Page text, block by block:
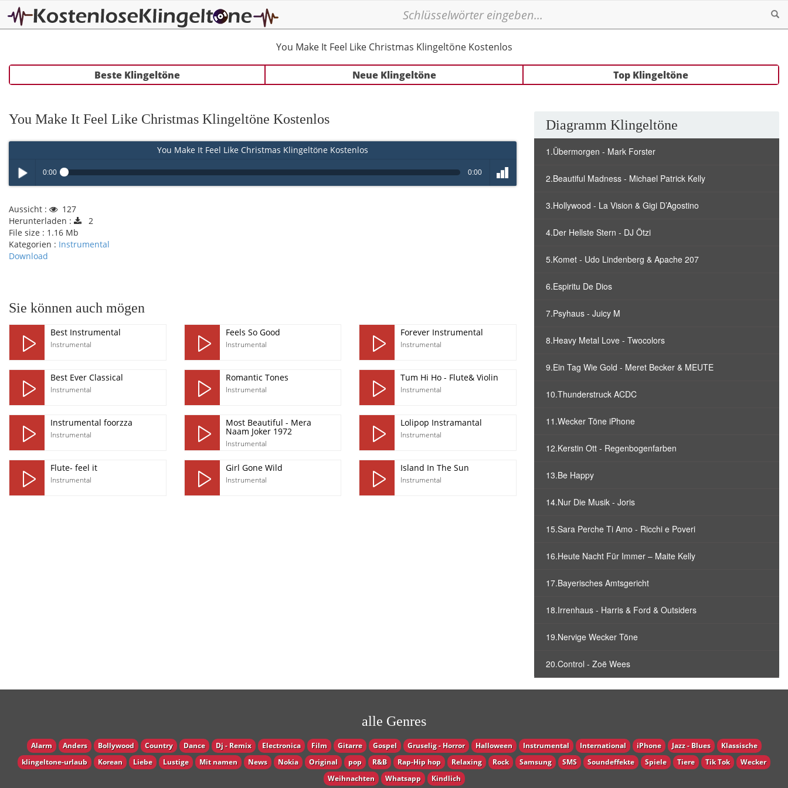
You Make It Feel Like Christmas Klingeltöne Kostenlos
Beste Klingeltöne Neue Klingeltöne Top Klingeltöne
You Make It Feel Like Christmas Klingeltöne Kostenlos
You Make It Feel Like Christmas Klingeltöne Kostenlos
Play /
0:00 0:00
Aussicht :
127
Herunterladen :
2
File size : 1.16 Mb
Kategorien : Instrumental
Download
Sie können auch mögen
Best Instrumental
Instrumental
Feels So Good
Instrumental
Forever Instrumental
Instrumental
Best Ever Classical
Instrumental
Romantic Tones
Instrumental
Tum Hi Ho - Flute& Violin
Instrumental
Instrumental foorzza
Instrumental
Most Beautiful - Mera
Naam Joker 1972
Instrumental
Lolipop Instramantal
Instrumental
Flute- feel it
Instrumental
Girl Gone Wild
Instrumental
Island In The Sun
Instrumental
Diagramm Klingeltöne
1.Übermorgen - Mark Forster
2.Beautiful Madness - Michael Patrick Kelly
3.Hollywood - La Vision & Gigi D’Agostino
4.Der Hellste Stern - DJ Ötzi
5.Komet - Udo Lindenberg & Apache 207
6.Espiritu De Dios
7.Psyhaus - Juicy M
8.Heavy Metal Love - Twocolors
9.Ein Tag Wie Gold - Meret Becker & MEUTE
10.Thunderstruck ACDC
11.Wecker Töne iPhone
12.Kerstin Ott - Regenbogenfarben
13.Be Happy
14.Nur Die Musik - Joris
15.Sara Perche Ti Amo - Ricchi e Poveri
16.Heute Nacht Für Immer – Maite Kelly
17.Bayerisches Amtsgericht
18.Irrenhaus - Harris & Ford & Outsiders
19.Nervige Wecker Töne
20.Control - Zoë Wees
alle Genres
Alarm Anders Bollywood Country Dance Dj - Remix Electronica Film Gitarre Gospel Gruselig - Horror Halloween Instrumental International iPhone Jazz - Blues
Klassische
klingeltone-urlaub
Korean Liebe Lustige Mit namen News Nokia Original pop R&B Rap-Hip hop Relaxing Rock Samsung SMS Soundeffekte Spiele Tiere Tik Tok
Wecker
Weihnachten
Whatsapp Кindlich